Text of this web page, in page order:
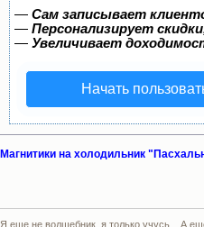
— Сам записывает
— Персонализирует
— Увеличивает
Начать
Магнитики на холодильник
Я еще не волшебник, я только учусь... А